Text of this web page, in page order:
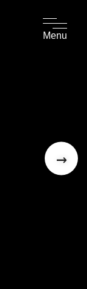
Menu
→